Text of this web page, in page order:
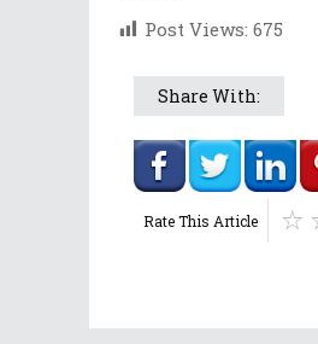
Post Views: 675
Share With:
Rate This Article